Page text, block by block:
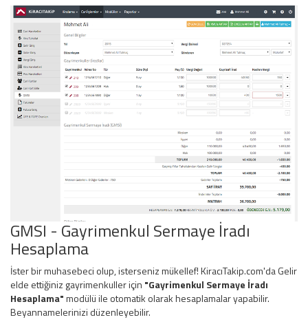
GMSI - Gayrimenkul Sermaye İradı
Hesaplama
İster bir muhasebeci olup, isterseniz mükellef! KiracıTakip.com'da Gelir
elde ettiğiniz gayrimenkuller için "Gayrimenkul Sermaye İradı
Hesaplama"modülü ile otomatik olarak hesaplamalar yapabilir.
Beyannamelerinizi düzenleyebilir.